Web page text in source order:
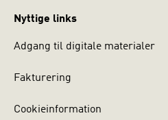
Nyttige links
Adgang til digitale materialer
Fakturering
Cookieinformation